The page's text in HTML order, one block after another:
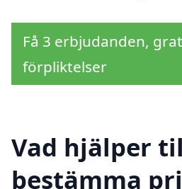
Få 3 erbjudanden,
förpliktelser
Vad hjälper
bestämma